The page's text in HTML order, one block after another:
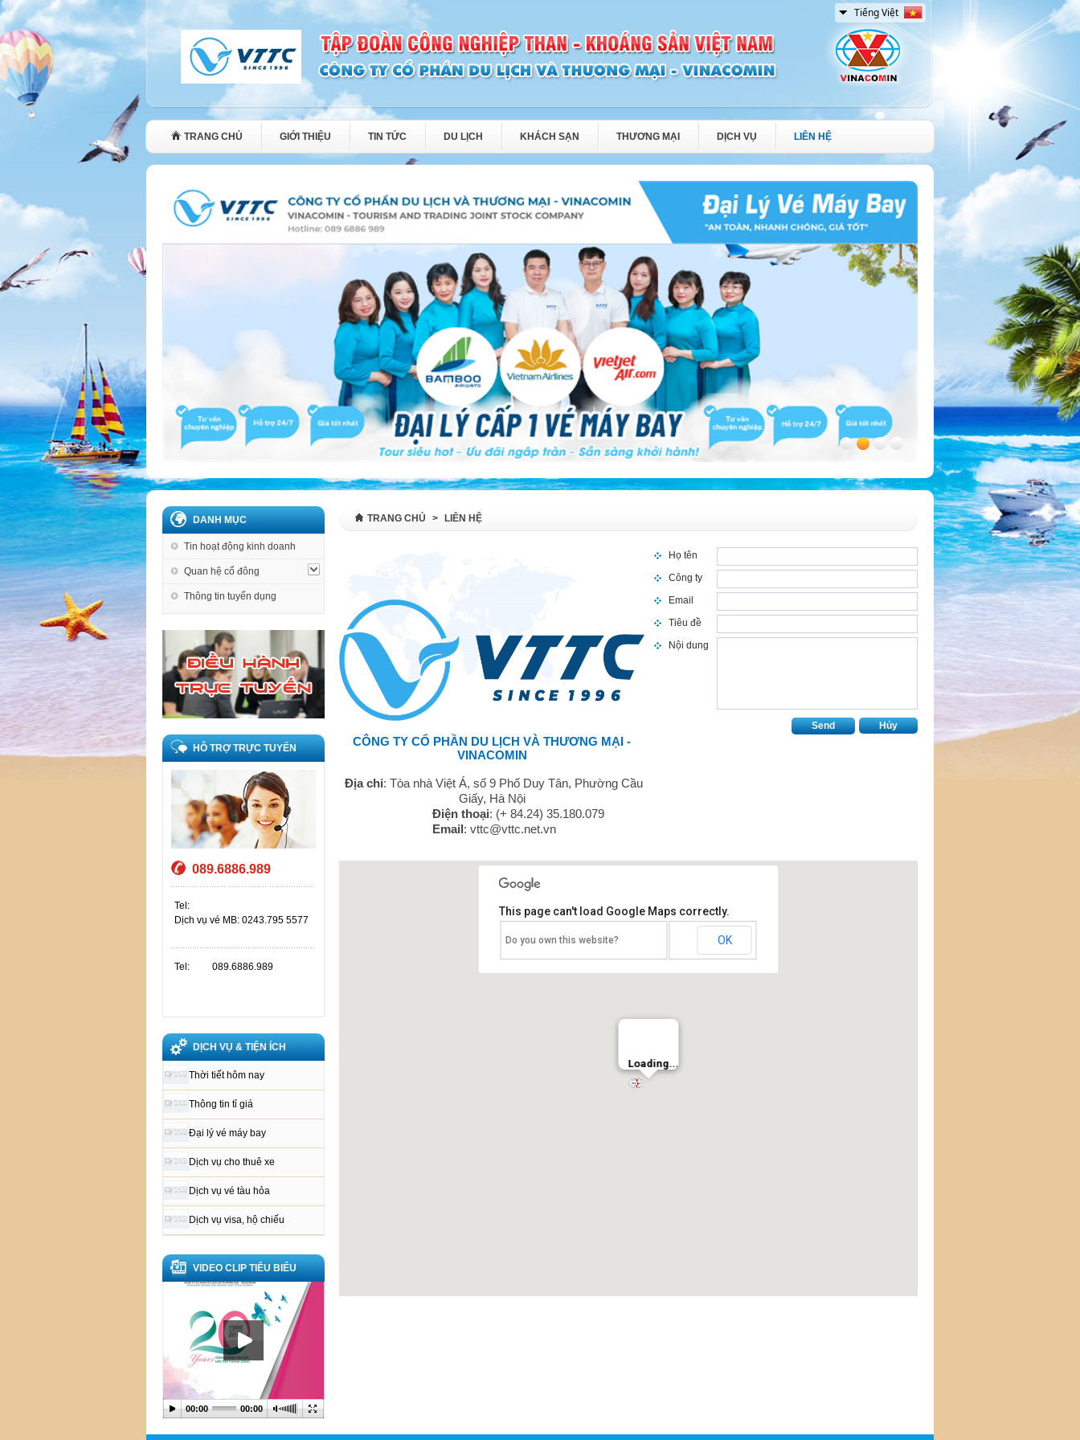
TRANG CHỦ GIỚI THIỆU TIN TỨC DU LỊCH KHÁCH SẠN THƯƠNG MẠI DỊCH VỤ LIÊN HỆ
DANH MỤC
Tin hoạt động kinh doanh
Quan hệ cổ đông
Thông tin tuyển dụng
HỖ TRỢ TRỰC TUYẾN
089.6886.989
Tel:
Dịch vụ vé MB: 0243.795 5577
Tel: 089.6886.989
DỊCH VỤ & TIỆN ÍCH
Thời tiết hôm nay
Thông tin tỉ giá
Đại lý vé máy bay
Dịch vụ cho thuê xe
Dịch vụ vé tàu hỏa
Dịch vụ visa, hộ chiếu
VIDEO CLIP TIÊU BIỂU
00:00 00:00
TRANG CHỦ > LIÊN HỆ
CÔNG TY CỔ PHẦN DU LỊCH VÀ THƯƠNG MẠI -
VINACOMIN
Địa chỉ: Tòa nhà Việt Á, số 9 Phố Duy Tân, Phường Cầu
Giấy, Hà Nội
Điện thoại: (+ 84.24) 35.180.079
Email: vttc@vttc.net.vn
Họ tên
Công ty
Email
Tiêu đề
Nội dung
Send Hủy
Loading...
This page can't load Google Maps correctly.
Do you own this website? OK